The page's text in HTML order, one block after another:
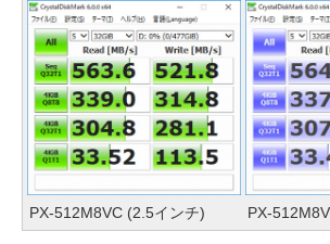
PX-512M8VC (2.5インチ) PX-